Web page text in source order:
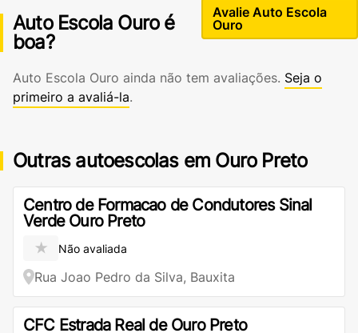
Auto Escola Ouro é
boa?
Avalie Auto Escola
Ouro
Auto Escola Ouro ainda não tem avaliações. Seja o
primeiro a avaliá-la.
Outras autoescolas em Ouro Preto
Centro de Formacao de Condutores Sinal
Verde Ouro Preto
★ Não avaliada
Rua Joao Pedro da Silva, Bauxita
CFC Estrada Real de Ouro Preto